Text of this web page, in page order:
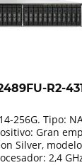
R2-
256G. Tipo:
Gran
Silver,
2,4